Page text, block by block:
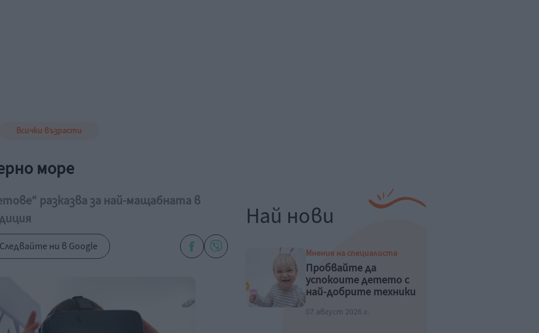
Всички възрасти
море
разказва за най-мащабната в
Следвайте ни в Google
Най нови
Мнение на специалиста
Пробвайте да
успокоите детето с
най-добрите техники
07 август 2026 г.